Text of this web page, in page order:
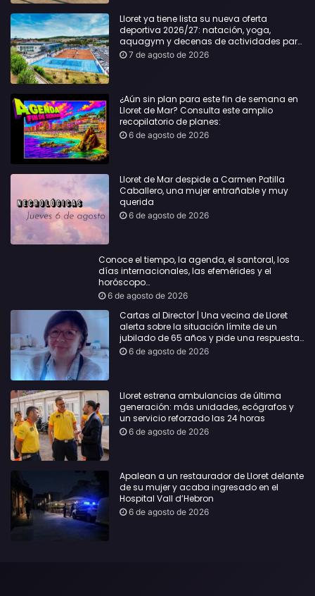
Lloret ya tiene lista su nueva oferta
deportiva 2026/27: natación, yoga,
aquagym y decenas de actividades para
todas las edades
7 de agosto de 2026
¿Aún sin plan para este fin de semana en
Lloret de Mar? Consulta este amplio
recopilatorio de planes:
6 de agosto de 2026
Lloret de Mar despide a Carmen Patilla
Caballero, una mujer entrañable y muy
querida
6 de agosto de 2026
Conoce el tiempo, la agenda, el santoral, los
días internacionales, las efemérides y el
horóscopo…
6 de agosto de 2026
Cartas al Director | Una vecina de Lloret
alerta sobre la situación límite de un
jubilado de 65 años y pide una respuesta
urgente
6 de agosto de 2026
Lloret estrena ambulancias de última
generación: más unidades, ecógrafos y
un servicio reforzado las 24 horas
6 de agosto de 2026
Apalean a un restaurador de Lloret delante
de su mujer y acaba ingresado en el
Hospital Vall d’Hebron
6 de agosto de 2026